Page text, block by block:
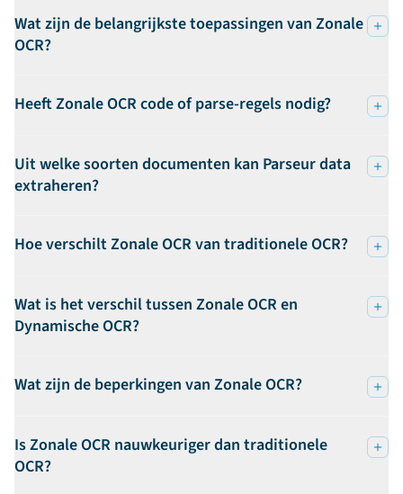
Wat zijn de belangrijkste toepassingen van Zonale
OCR?
Heeft Zonale OCR code of parse-regels nodig?
Uit welke soorten documenten kan Parseur data
extraheren?
Hoe verschilt Zonale OCR van traditionele OCR?
Wat is het verschil tussen Zonale OCR en
Dynamische OCR?
Wat zijn de beperkingen van Zonale OCR?
Is Zonale OCR nauwkeuriger dan traditionele
OCR?